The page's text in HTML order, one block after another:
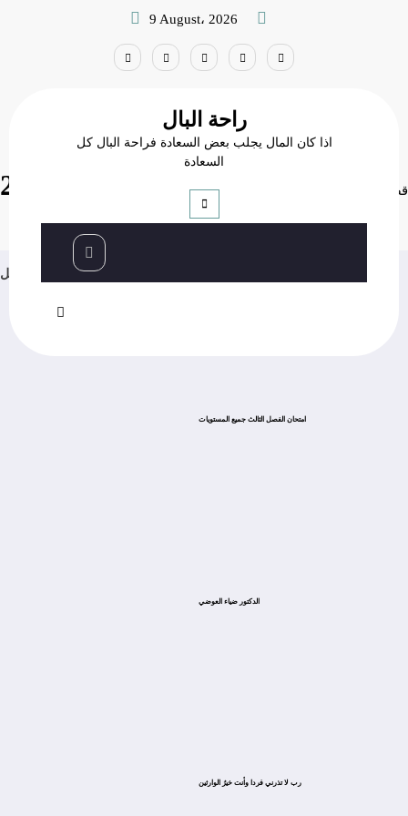
9 August، 2026
راحة البال
اذا كان المال يجلب بعض السعادة فراحة البال كل
السعادة
قصص الاطفال 2 Home قصص الاطفال 2
عاجل
امتحان الفصل الثالث جميع المستويات
الدكتور ضياء العوضي
ﺭﺏ ﻻ ﺗﺬﺭﻧﻲ ﻓﺮﺩﺍ ﻭﺃﻧﺖ ﺧﻴﺮُ ﺍﻟﻮﺍﺭﺛﻴﻦ